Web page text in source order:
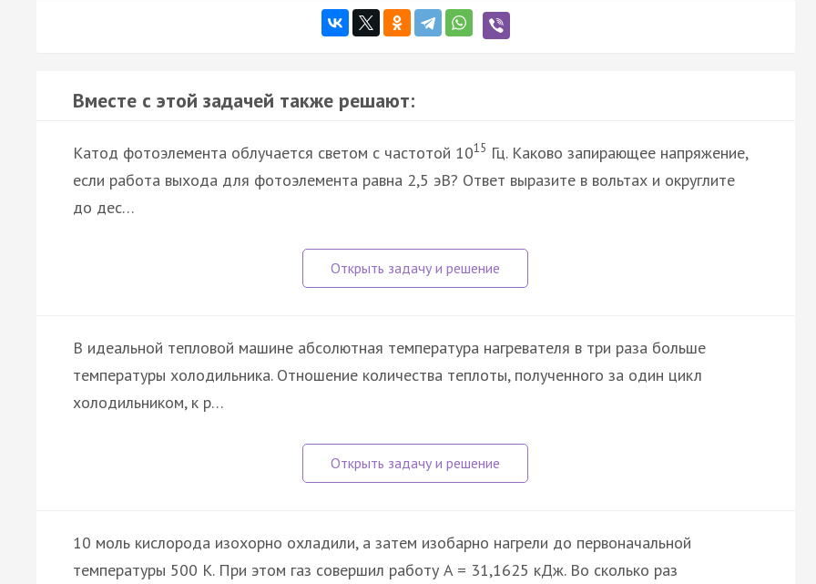
Вместе с этой задачей также решают:
Катод фотоэлемента облучается светом с частотой 1015 Гц. Каково запирающее напряжение,
если работа выхода для фотоэлемента равна 2,5 эВ? Ответ выразите в вольтах и округлите
до дес…
В идеальной тепловой машине абсолютная температура нагревателя в три раза больше
температуры холодильника. Отношение количества теплоты, полученного за один цикл
холодильником, к р…
10 моль кислорода изохорно охладили, а затем изобарно нагрели до первоначальной
температуры 500 К. При этом газ совершил работу A = 31,1625 кДж. Во сколько раз